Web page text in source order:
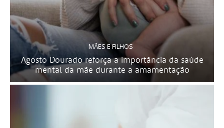
MÃES E FILHOS
Agosto Dourado reforça a importância da saúde
mental da mãe durante a amamentação